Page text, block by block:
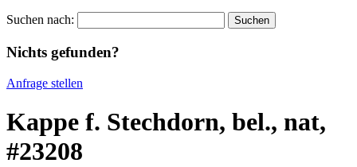
Suchen nach:
Nichts gefunden?
Anfrage stellen
Kappe f. Stechdorn, bel., nat,
#23208